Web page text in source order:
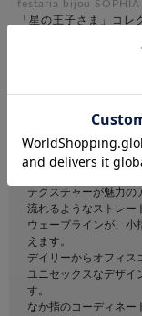
festaria bijou SOPHIA
「星の王子さま」コレ
“Wish upon a star®”
K10YGピンキーリング
テクスチャーが魅力の
流れるようなストレー
ウェーブラインが、小
えます。
デイリーからオフィス
ユニセックスなデザイ
す。
なか指のコーディネー